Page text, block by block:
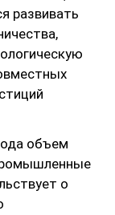
развивать
объем
о